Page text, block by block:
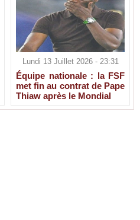
Lundi 13 Juillet 2026 - 23:31
Équipe nationale : la FSF
met fin au contrat de Pape
Thiaw après le Mondial